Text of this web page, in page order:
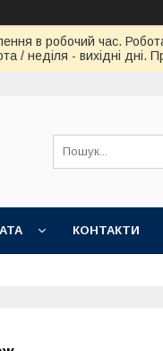
в робочий час.
/ неділя - вихідні дні.
КОНТАКТИ